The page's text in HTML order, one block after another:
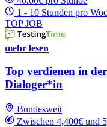
1 - 10 Stunden pro
TOP JOB
mehr lesen
Top verdienen in
Dialoger*in
Bundesweit
Zwischen 4,400€ und